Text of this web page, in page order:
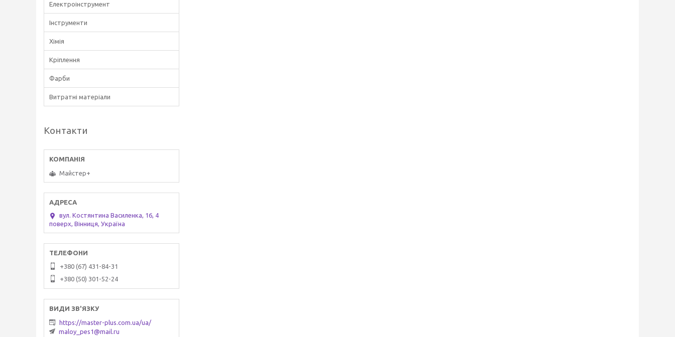
Електроінструмент
Інструменти
Хімія
Кріплення
Фарби
Витратні матеріали
Контакти
Майстер+
вул. Костянтина Василенка, 16, 4
поверх, Вінниця, Україна
+380 (67) 431-84-31
+380 (50) 301-52-24
https://master-plus.com.ua/ua/
maloy_pes1@mail.ru